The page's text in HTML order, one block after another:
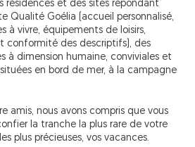
résidences et des sites répondant
Qualité Goélia (accueil personnalisé,
à vivre, équipements de loisirs,
conformité des descriptifs), des
à dimension humaine, conviviales et
en bord de mer, à la campagne
amis, nous avons compris que vous
la tranche la plus rare de votre
plus précieuses, vos vacances.